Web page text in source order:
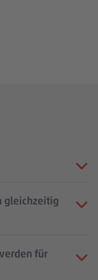
gleichzeitig
für